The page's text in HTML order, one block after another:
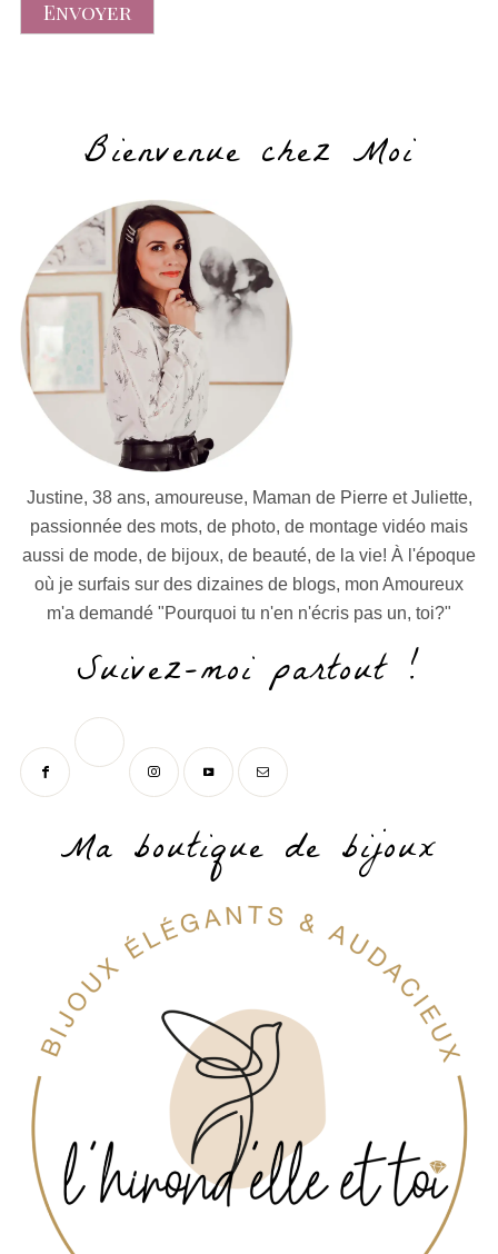
Bienvenue chez Moi
Justine, 38 ans, amoureuse, Maman de Pierre et Juliette,
passionnée des mots, de photo, de montage vidéo mais
aussi de mode, de bijoux, de beauté, de la vie! À l'époque
où je surfais sur des dizaines de blogs, mon Amoureux
m'a demandé "Pourquoi tu n'en n'écris pas un, toi?"
Suivez-moi partout !
Ma boutique de bijoux